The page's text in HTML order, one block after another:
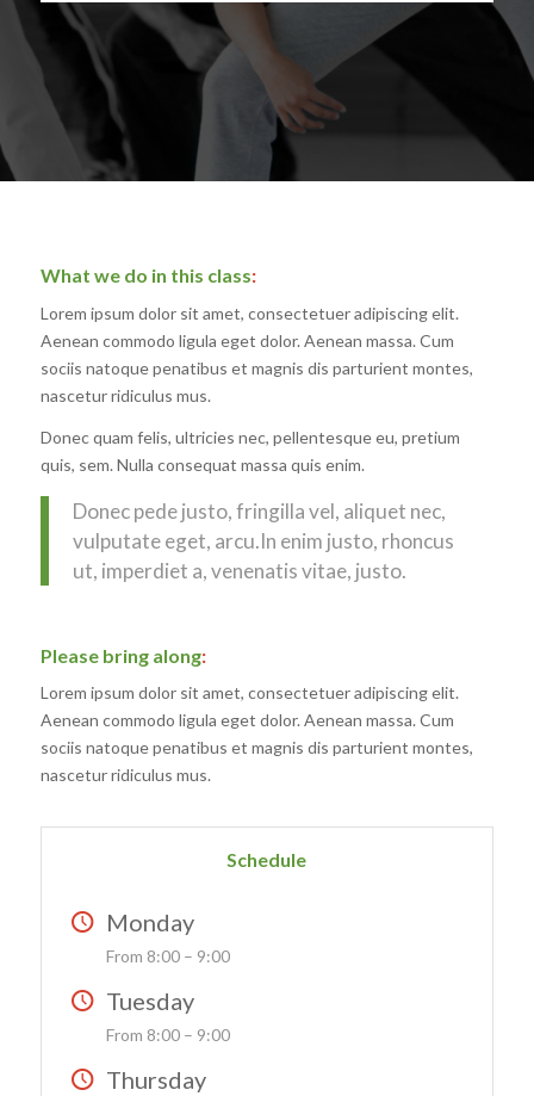
What we do in this class:
Lorem ipsum dolor sit amet, consectetuer adipiscing elit.
Aenean commodo ligula eget dolor. Aenean massa. Cum
sociis natoque penatibus et magnis dis parturient montes,
nascetur ridiculus mus.
Donec quam felis, ultricies nec, pellentesque eu, pretium
quis, sem. Nulla consequat massa quis enim.
Donec pede justo, fringilla vel, aliquet nec,
vulputate eget, arcu.In enim justo, rhoncus
ut, imperdiet a, venenatis vitae, justo.
Please bring along:
Lorem ipsum dolor sit amet, consectetuer adipiscing elit.
Aenean commodo ligula eget dolor. Aenean massa. Cum
sociis natoque penatibus et magnis dis parturient montes,
nascetur ridiculus mus.
Schedule
Monday
From 8:00 – 9:00
Tuesday
From 8:00 – 9:00
Thursday